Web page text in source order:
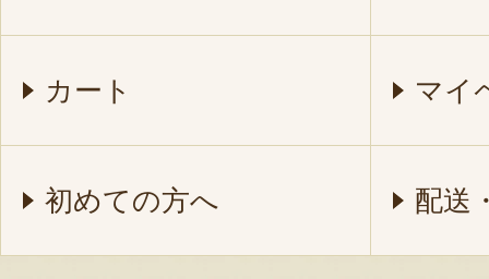
カート マイ
初めての方へ 配送